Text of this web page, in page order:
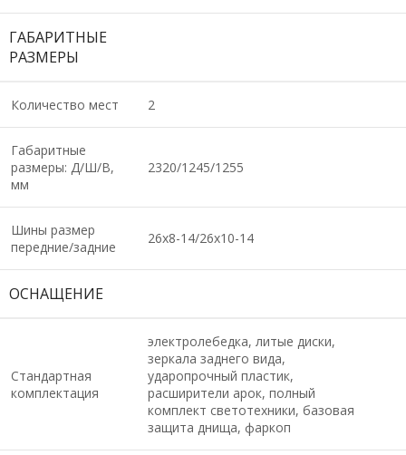
ГАБАРИТНЫЕ
РАЗМЕРЫ
Количество мест 2
Габаритные
размеры: Д/Ш/В,
мм
2320/1245/1255
Шины размер
передние/задние
26х8-14/26х10-14
ОСНАЩЕНИЕ
Стандартная
комплектация
электролебедка, литые диски,
зеркала заднего вида,
ударопрочный пластик,
расширители арок, полный
комплект светотехники, базовая
защита днища, фаркоп